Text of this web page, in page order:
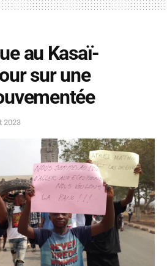
au Kasaï-
sur une
2023